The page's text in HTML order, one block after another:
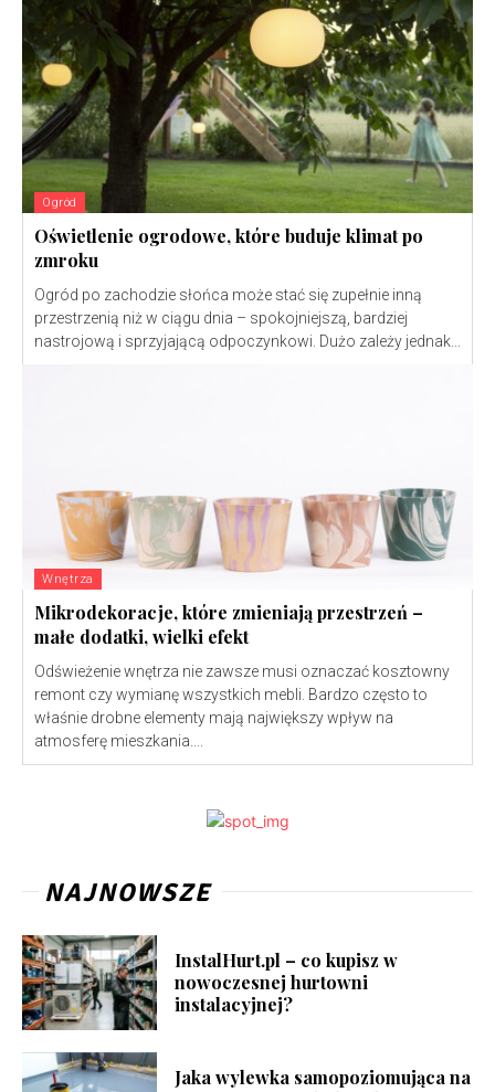
Ogród
Oświetlenie ogrodowe, które buduje klimat po
zmroku
Ogród po zachodzie słońca może stać się zupełnie inną
przestrzenią niż w ciągu dnia – spokojniejszą, bardziej
nastrojową i sprzyjającą odpoczynkowi. Dużo zależy jednak...
Wnętrza
Mikrodekoracje, które zmieniają przestrzeń –
małe dodatki, wielki efekt
Odświeżenie wnętrza nie zawsze musi oznaczać kosztowny
remont czy wymianę wszystkich mebli. Bardzo często to
właśnie drobne elementy mają największy wpływ na
atmosferę mieszkania....
NAJNOWSZE
InstalHurt.pl – co kupisz w
nowoczesnej hurtowni
instalacyjnej?
Jaka wylewka samopoziomująca na